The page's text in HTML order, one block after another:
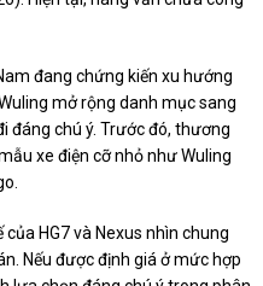
đang chứng kiến xu hướng
mở rộng danh mục sang
đáng chú ý. Trước đó, thương
xe điện cỡ nhỏ như Wuling
HG7 và Nexus nhìn chung
Nếu được định giá ở mức hợp